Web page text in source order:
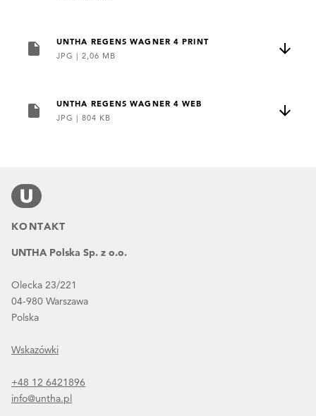
UNTHA REGENS WAGNER 4 PRINT
JPG | 2,06 MB
UNTHA REGENS WAGNER 4 WEB
JPG | 804 KB
KONTAKT
UNTHA Polska Sp. z o.o.
Olecka 23/221
04-980 Warszawa
Polska
Wskazówki
+48 12 6421896
info@untha.pl